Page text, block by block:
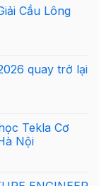
Cầu Lông
quay trở lại
Tekla Cơ
Nội